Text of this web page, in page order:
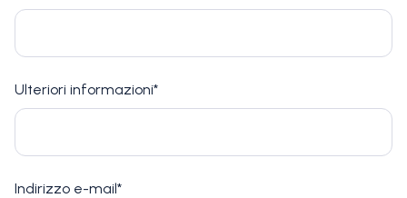
Ulteriori informazioni*
Indirizzo e-mail*